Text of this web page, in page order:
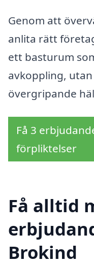
Genom att
anlita rätt
ett basturum
avkoppling,
övergripande
Få 3
förpliktelser
Få alltid
Brokind